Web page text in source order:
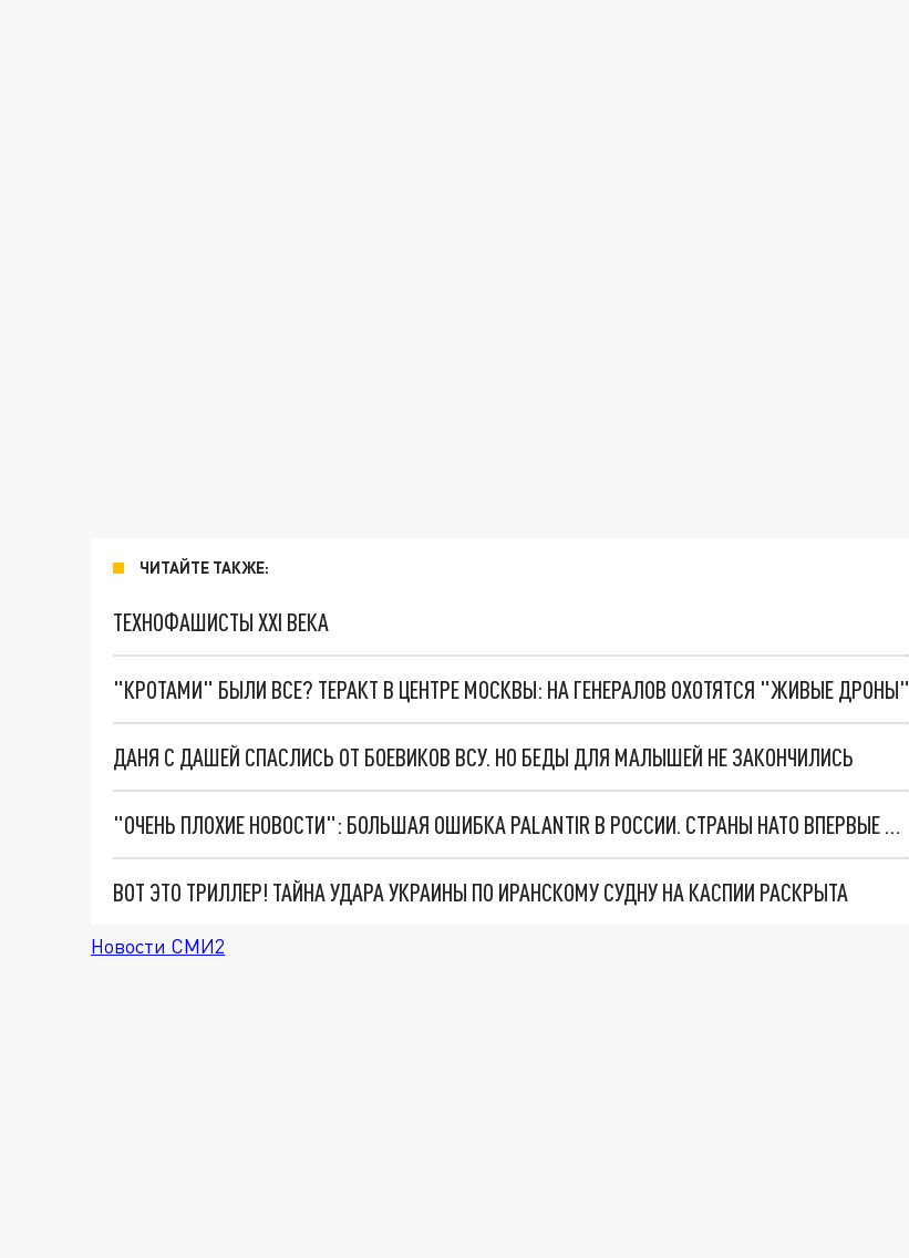
ЧИТАЙТЕ ТАКЖЕ:
ТЕХНОФАШИСТЫ XXI ВЕКА
"КРОТАМИ" БЫЛИ ВСЕ? ТЕРАКТ В ЦЕНТРЕ МОСКВЫ: НА ГЕНЕРАЛОВ ОХОТЯТСЯ "ЖИВЫЕ ДРОНЫ"
ДАНЯ С ДАШЕЙ СПАСЛИСЬ ОТ БОЕВИКОВ ВСУ. НО БЕДЫ ДЛЯ МАЛЫШЕЙ НЕ ЗАКОНЧИЛИСЬ
"ОЧЕНЬ ПЛОХИЕ НОВОСТИ": БОЛЬШАЯ ОШИБКА PALANTIR В РОССИИ. СТРАНЫ НАТО ВПЕРВЫЕ ЗА СВО ОСТАНОВИЛИ ПОСТАВКИ ОРУЖИЯ. ВСУ ТЕРЯЮТ ПРИГРАНИЧЬЕ?
ВОТ ЭТО ТРИЛЛЕР! ТАЙНА УДАРА УКРАИНЫ ПО ИРАНСКОМУ СУДНУ НА КАСПИИ РАСКРЫТА
Новости СМИ2